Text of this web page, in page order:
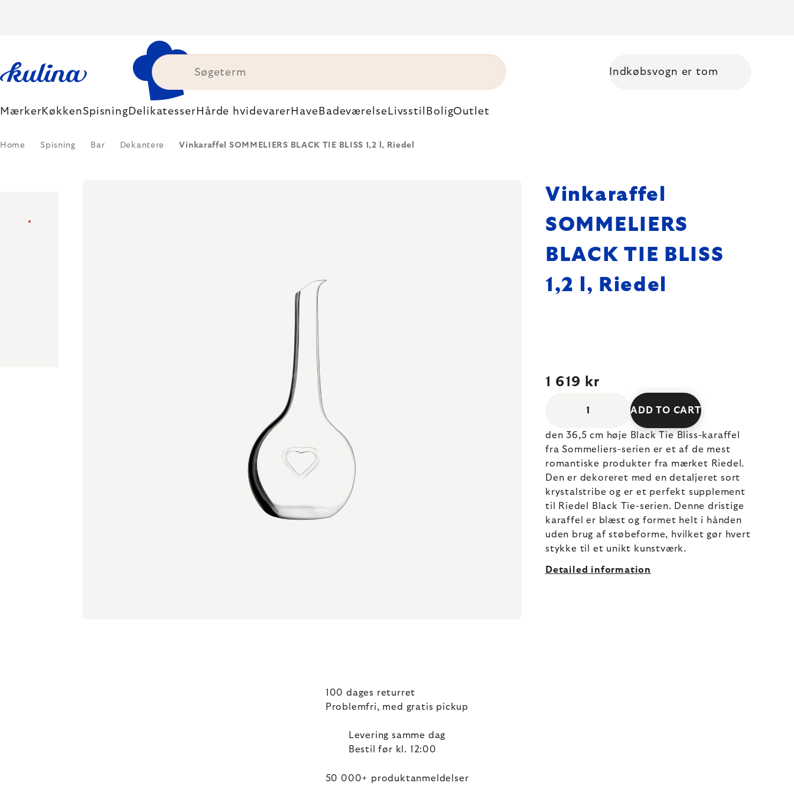
Shopping cart
Indkøbsvogn er tom
MærkerKøkkenSpisning Delikatesser Hårde hvidevarer Have Badeværelse Livsstil BoligOutlet
Home Spisning Bar Dekantere Vinkaraffel SOMMELIERS BLACK TIE BLISS 1,2 l, Riedel
Vinkaraffel
SOMMELIERS
BLACK TIE BLISS
1,2 l, Riedel
1 619 kr
ADD TO CART
den 36,5 cm høje Black Tie Bliss-karaffel
fra Sommeliers-serien er et af de mest
romantiske produkter fra mærket Riedel.
Den er dekoreret med en detaljeret sort
krystalstribe og er et perfekt supplement
til Riedel Black Tie-serien. Denne dristige
karaffel er blæst og formet helt i hånden
uden brug af støbeforme, hvilket gør hvert
stykke til et unikt kunstværk.
Detailed information
100 dages returret
Problemfri, med gratis pickup
Levering samme dag
Bestil før kl. 12:00
50 000+ produktanmeldelser